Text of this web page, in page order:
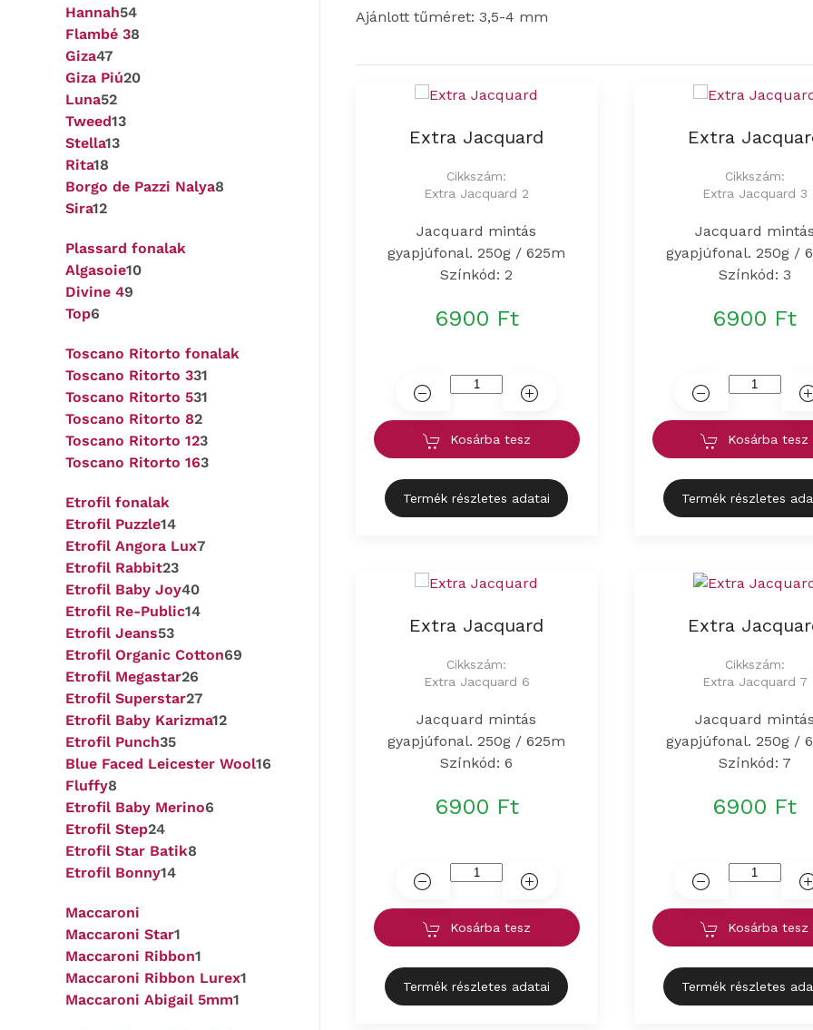
Hannah54
Flambé 38
Giza47
Giza Piú20
Luna52
Tweed13
Stella13
Rita18
Borgo de Pazzi Nalya8
Sira12
Plassard fonalak
Algasoie10
Divine 49
Top6
Toscano Ritorto fonalak
Toscano Ritorto 331
Toscano Ritorto 531
Toscano Ritorto 82
Toscano Ritorto 123
Toscano Ritorto 163
Etrofil fonalak
Etrofil Puzzle14
Etrofil Angora Lux7
Etrofil Rabbit23
Etrofil Baby Joy40
Etrofil Re-Public14
Etrofil Jeans53
Etrofil Organic Cotton69
Etrofil Megastar26
Etrofil Superstar27
Etrofil Baby Karizma12
Etrofil Punch35
Blue Faced Leicester Wool16
Fluffy8
Etrofil Baby Merino6
Etrofil Step24
Etrofil Star Batik8
Etrofil Bonny14
Maccaroni
Maccaroni Star1
Maccaroni Ribbon1
Maccaroni Ribbon Lurex1
Maccaroni Abigail 5mm1
Ajánlott tűméret: 3,5-4 mm
Extra Jacquard
Cikkszám:
Extra Jacquard 2
Jacquard mintás
gyapjúfonal. 250g / 625m
Színkód: 2
6900 Ft
Kosárba tesz
Termék részletes adatai
Extra
Cikkszám:
Extra Jacquard 3
Jacquard
gyapjúfonal. 250g /
Színkód: 3
6900 Ft
Kosárba tesz
Termék részletes
Extra Jacquard
Cikkszám:
Extra Jacquard 6
Jacquard mintás
gyapjúfonal. 250g / 625m
Színkód: 6
6900 Ft
Kosárba tesz
Termék részletes adatai
Extra
Cikkszám:
Extra Jacquard 7
Jacquard
gyapjúfonal. 250g /
Színkód: 7
6900 Ft
Kosárba tesz
Termék részletes